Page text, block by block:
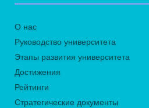
О нас
Руководство университета
Этапы развития университета
Достижения
Рейтинги
Стратегические документы